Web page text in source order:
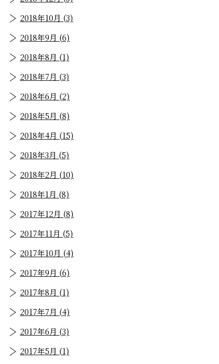
2018年10月 (3)
2018年9月 (6)
2018年8月 (1)
2018年7月 (3)
2018年6月 (2)
2018年5月 (8)
2018年4月 (15)
2018年3月 (5)
2018年2月 (10)
2018年1月 (8)
2017年12月 (8)
2017年11月 (5)
2017年10月 (4)
2017年9月 (6)
2017年8月 (1)
2017年7月 (4)
2017年6月 (3)
2017年5月 (1)